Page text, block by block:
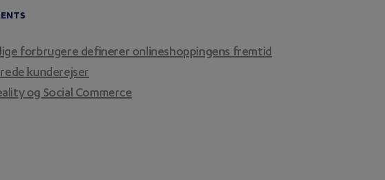
forbrugere definerer onlineshoppingens fremtid
kunderejser
og Social Commerce